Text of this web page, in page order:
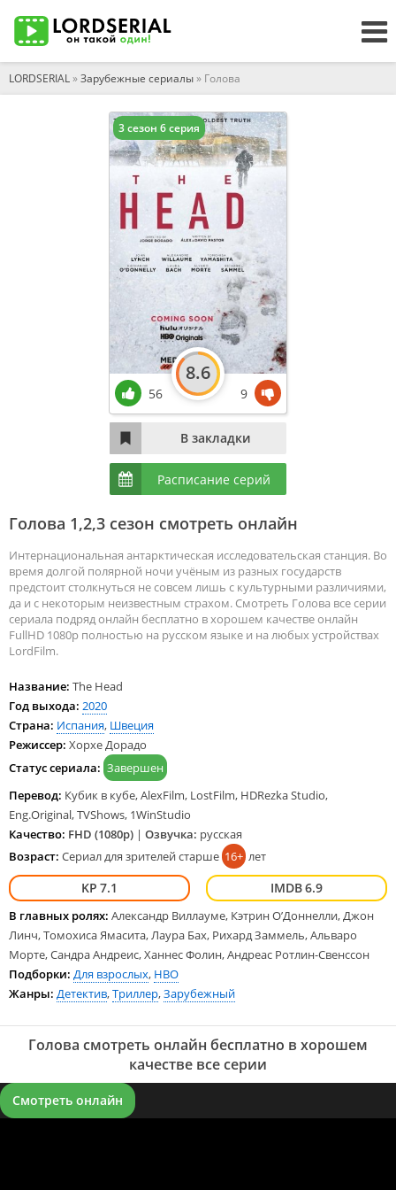
LORDSERIAL»Зарубежные сериалы» Голова
Голова 1,2,3 сезон смотреть онлайн
Интернациональная антарктическая исследовательская станция. Во
время долгой полярной ночи учёным из разных государств
предстоит столкнуться не совсем лишь с культурными различиями,
да и с некоторым неизвестным страхом. Смотреть Голова все серии
сериала подряд онлайн бесплатно в хорошем качестве онлайн
FullHD 1080p полностью на русском языке и на любых устройствах
LordFilm.
Название: The Head
Год выхода: 2020
Страна: Испания, Швеция
Режиссер: Хорхе Дорадо
Статус сериала: Завершен
Перевод: Кубик в кубе, AlexFilm, LostFilm, HDRezka Studio,
Eng.Original, TVShows, 1WinStudio
Качество: FHD (1080p) | Озвучка: русская
Возраст: Сериал для зрителей старше 16+ лет
7.1 6.9
В главных ролях: Александр Виллауме, Кэтрин О’Доннелли, Джон
Линч, Томохиса Ямасита, Лаура Бах, Рихард Заммель, Альваро
Морте, Сандра Андреис, Ханнес Фолин, Андреас Ротлин-Свенссон
Подборки: Для взрослых, HBO
Жанры: Детектив,Триллер,Зарубежный
3 сезон 6 серия
56
8.6
9
Расписание серий
Голова смотреть онлайн бесплатно в хорошем
качестве все серии
Смотреть онлайн